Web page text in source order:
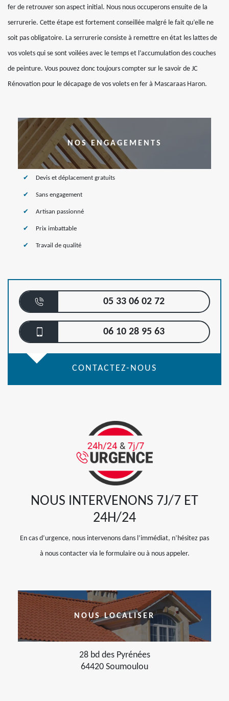
fer de retrouver son aspect initial. Nous nous occuperons ensuite de la
serrurerie. Cette étape est fortement conseillée malgré le fait qu’elle ne
soit pas obligatoire. La serrurerie consiste à remettre en état les lattes de
vos volets qui se sont voilées avec le temps et l’accumulation des couches
de peinture. Vous pouvez donc toujours compter sur le savoir de JC
Rénovation pour le décapage de vos volets en fer à Mascaraas Haron.
NOS ENGAGEMENTS
Devis et déplacement gratuits
Sans engagement
Artisan passionné
Prix imbattable
Travail de qualité
05 33 06 02 72
06 10 28 95 63
CONTACTEZ-NOUS
NOUS INTERVENONS 7J/7 ET
24H/24
En cas d’urgence, nous intervenons dans l’immédiat, n’hésitez pas
à nous contacter via le formulaire ou à nous appeler.
NOUS LOCALISER
28 bd des Pyrénées
64420 Soumoulou